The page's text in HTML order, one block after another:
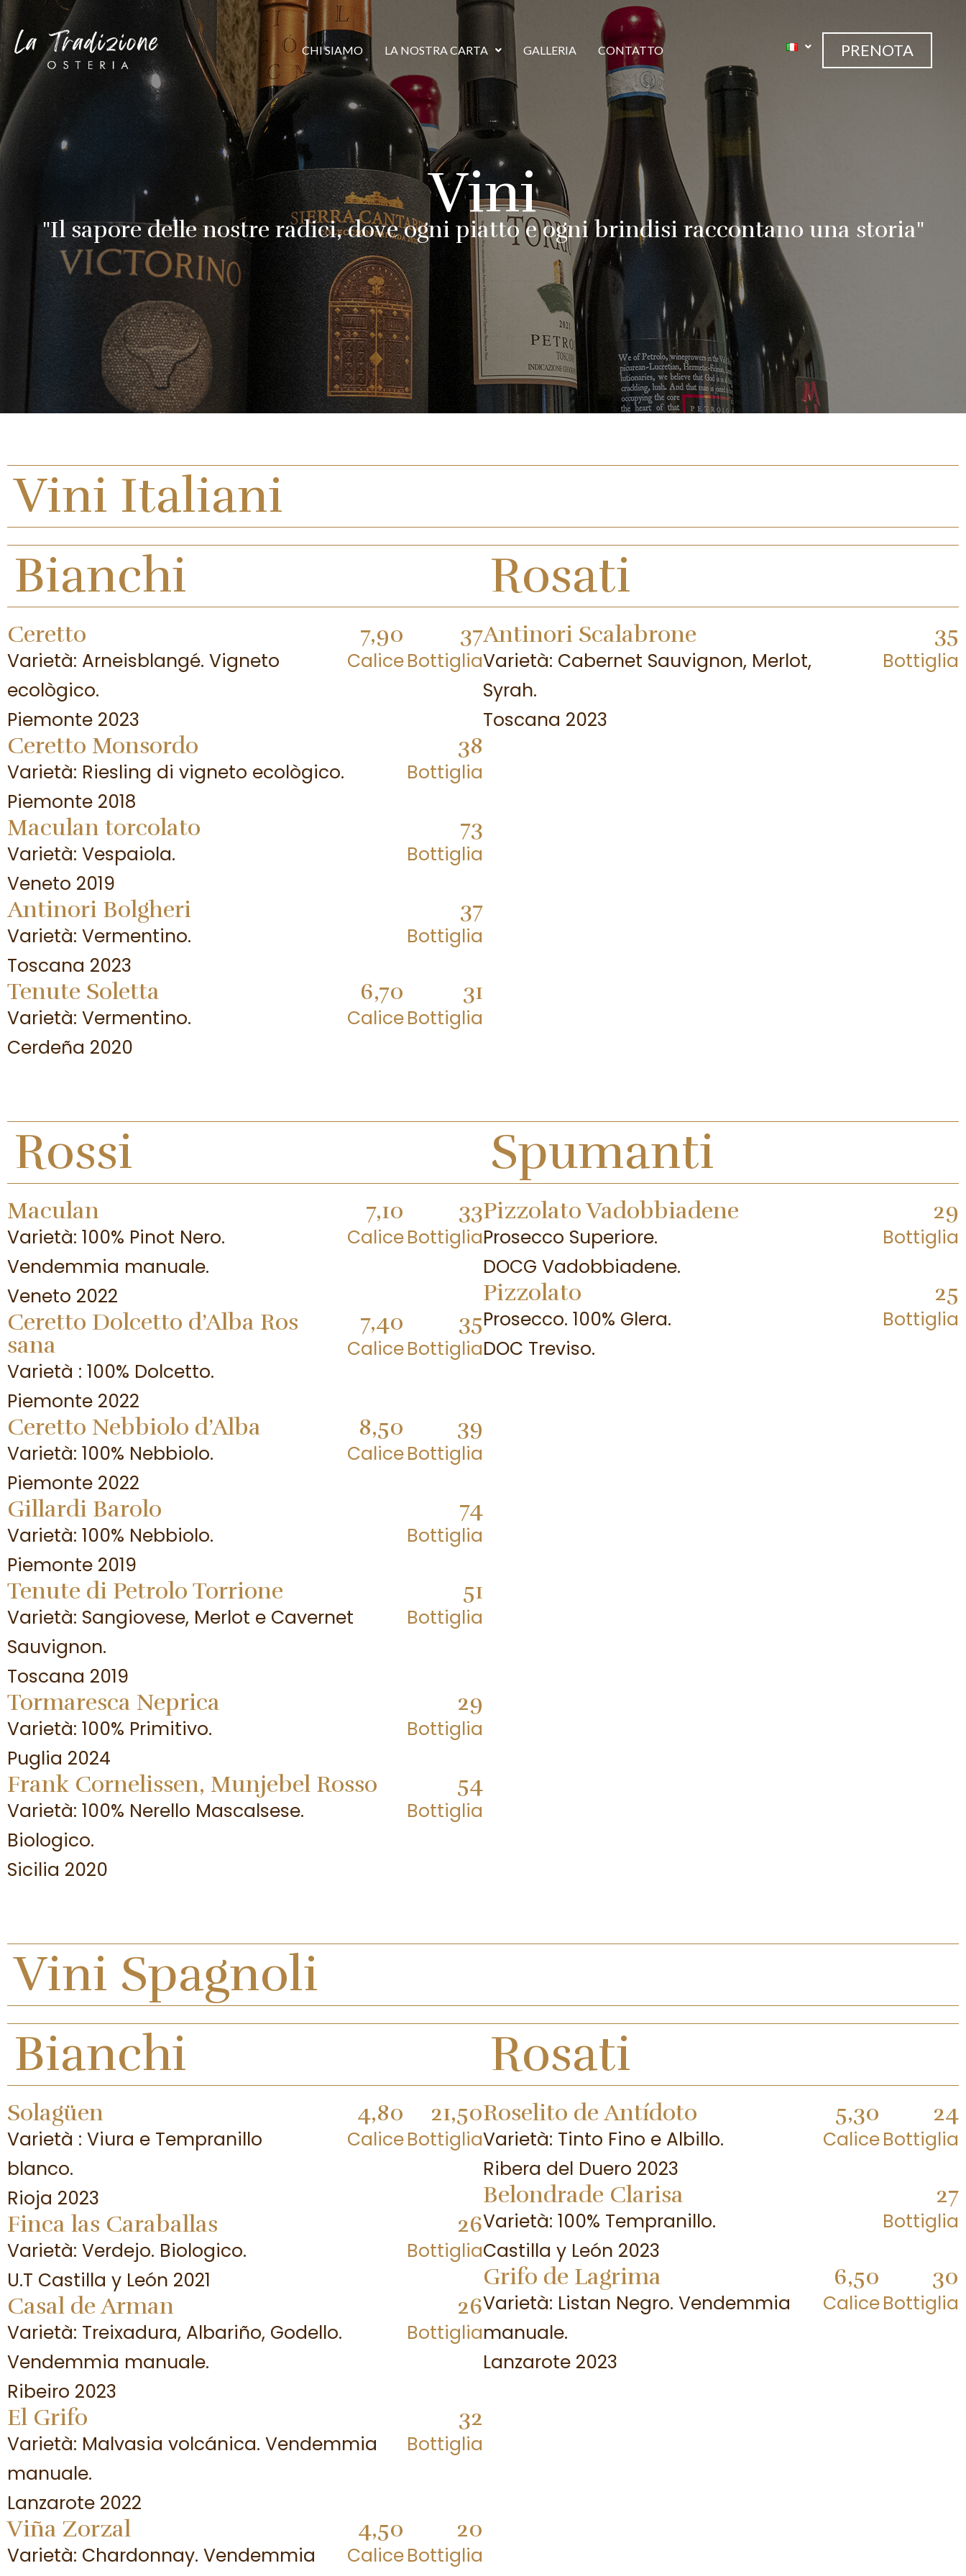
Vai
al
contenuto
CHI SIAMO LA NOSTRA CARTA GALLERIA CONTATTO PRENOTA
Vini
"Il sapore delle nostre radici, dove ogni piatto e ogni brindisi raccontano una storia"
Vini Italiani
Bianchi
Ceretto
Varietà: Arneisblangé. Vigneto
ecològico.
Piemonte 2023
7,90
Calice
37
Bottiglia
Ceretto Monsordo
Varietà: Riesling di vigneto ecològico.
Piemonte 2018
38
Bottiglia
Maculan torcolato
Varietà: Vespaiola.
Veneto 2019
73
Bottiglia
Antinori Bolgheri
Varietà: Vermentino.
Toscana 2023
37
Bottiglia
Tenute Soletta
Varietà: Vermentino.
Cerdeña 2020
6,70
Calice
31
Bottiglia
Rosati
Antinori Scalabrone
Varietà: Cabernet Sauvignon, Merlot,
Syrah.
Toscana 2023
35
Bottiglia
Rossi
Maculan
Varietà: 100% Pinot Nero.
Vendemmia manuale.
Veneto 2022
7,10
Calice
33
Bottiglia
Ceretto Dolcetto d’Alba Ros
sana
Varietà : 100% Dolcetto.
Piemonte 2022
7,40
Calice
35
Bottiglia
Ceretto Nebbiolo d’Alba
Varietà: 100% Nebbiolo.
Piemonte 2022
8,50
Calice
39
Bottiglia
Gillardi Barolo
Varietà: 100% Nebbiolo.
Piemonte 2019
74
Bottiglia
Tenute di Petrolo Torrione
Varietà: Sangiovese, Merlot e Cavernet
Sauvignon.
Toscana 2019
51
Bottiglia
Tormaresca Neprica
Varietà: 100% Primitivo.
Puglia 2024
29
Bottiglia
Frank Cornelissen, Munjebel Rosso
Varietà: 100% Nerello Mascalsese.
Biologico.
Sicilia 2020
54
Bottiglia
Spumanti
Pizzolato Vadobbiadene
Prosecco Superiore.
DOCG Vadobbiadene.
29
Bottiglia
Pizzolato
Prosecco. 100% Glera.
DOC Treviso.
25
Bottiglia
Vini Spagnoli
Bianchi
Solagüen
Varietà : Viura e Tempranillo
blanco.
Rioja 2023
4,80
Calice
21,50
Bottiglia
Finca las Caraballas
Varietà: Verdejo. Biologico.
U.T Castilla y León 2021
26
Bottiglia
Casal de Arman
Varietà: Treixadura, Albariño, Godello.
Vendemmia manuale.
Ribeiro 2023
26
Bottiglia
El Grifo
Varietà: Malvasia volcánica. Vendemmia
manuale.
Lanzarote 2022
32
Bottiglia
Viña Zorzal
Varietà: Chardonnay. Vendemmia
4,50
Calice
20
Bottiglia
Rosati
Roselito de Antídoto
Varietà: Tinto Fino e Albillo.
Ribera del Duero 2023
5,30
Calice
24
Bottiglia
Belondrade Clarisa
Varietà: 100% Tempranillo.
Castilla y León 2023
27
Bottiglia
Grifo de Lagrima
Varietà: Listan Negro. Vendemmia
manuale.
Lanzarote 2023
6,50
Calice
30
Bottiglia